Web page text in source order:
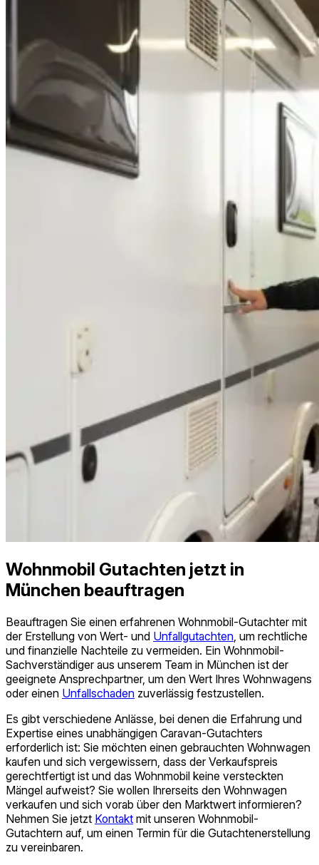
Wohnmobil Gutachten jetzt in
München beauftragen
Beauftragen Sie einen erfahrenen Wohnmobil-Gutachter mit
der Erstellung von Wert- und Unfallgutachten, um rechtliche
und finanzielle Nachteile zu vermeiden. Ein Wohnmobil-
Sach­verständiger aus unserem Team in München ist der
geeignete Ansprechpartner, um den Wert Ihres Wohnwagens
oder einen Unfallschaden zuverlässig festzustellen.
Es gibt verschiedene Anlässe, bei denen die Erfahrung und
Expertise eines unabhängigen Caravan-Gutachters
erforderlich ist: Sie möchten einen gebrauchten Wohnwagen
kaufen und sich vergewissern, dass der Verkaufspreis
gerechtfertigt ist und das Wohnmobil keine versteckten
Mängel aufweist? Sie wollen Ihrerseits den Wohnwagen
verkaufen und sich vorab über den Marktwert informieren?
Nehmen Sie jetzt Kontakt mit unseren Wohnmobil-
Gutachtern auf, um einen Termin für die Gutachtenerstellung
zu vereinbaren.